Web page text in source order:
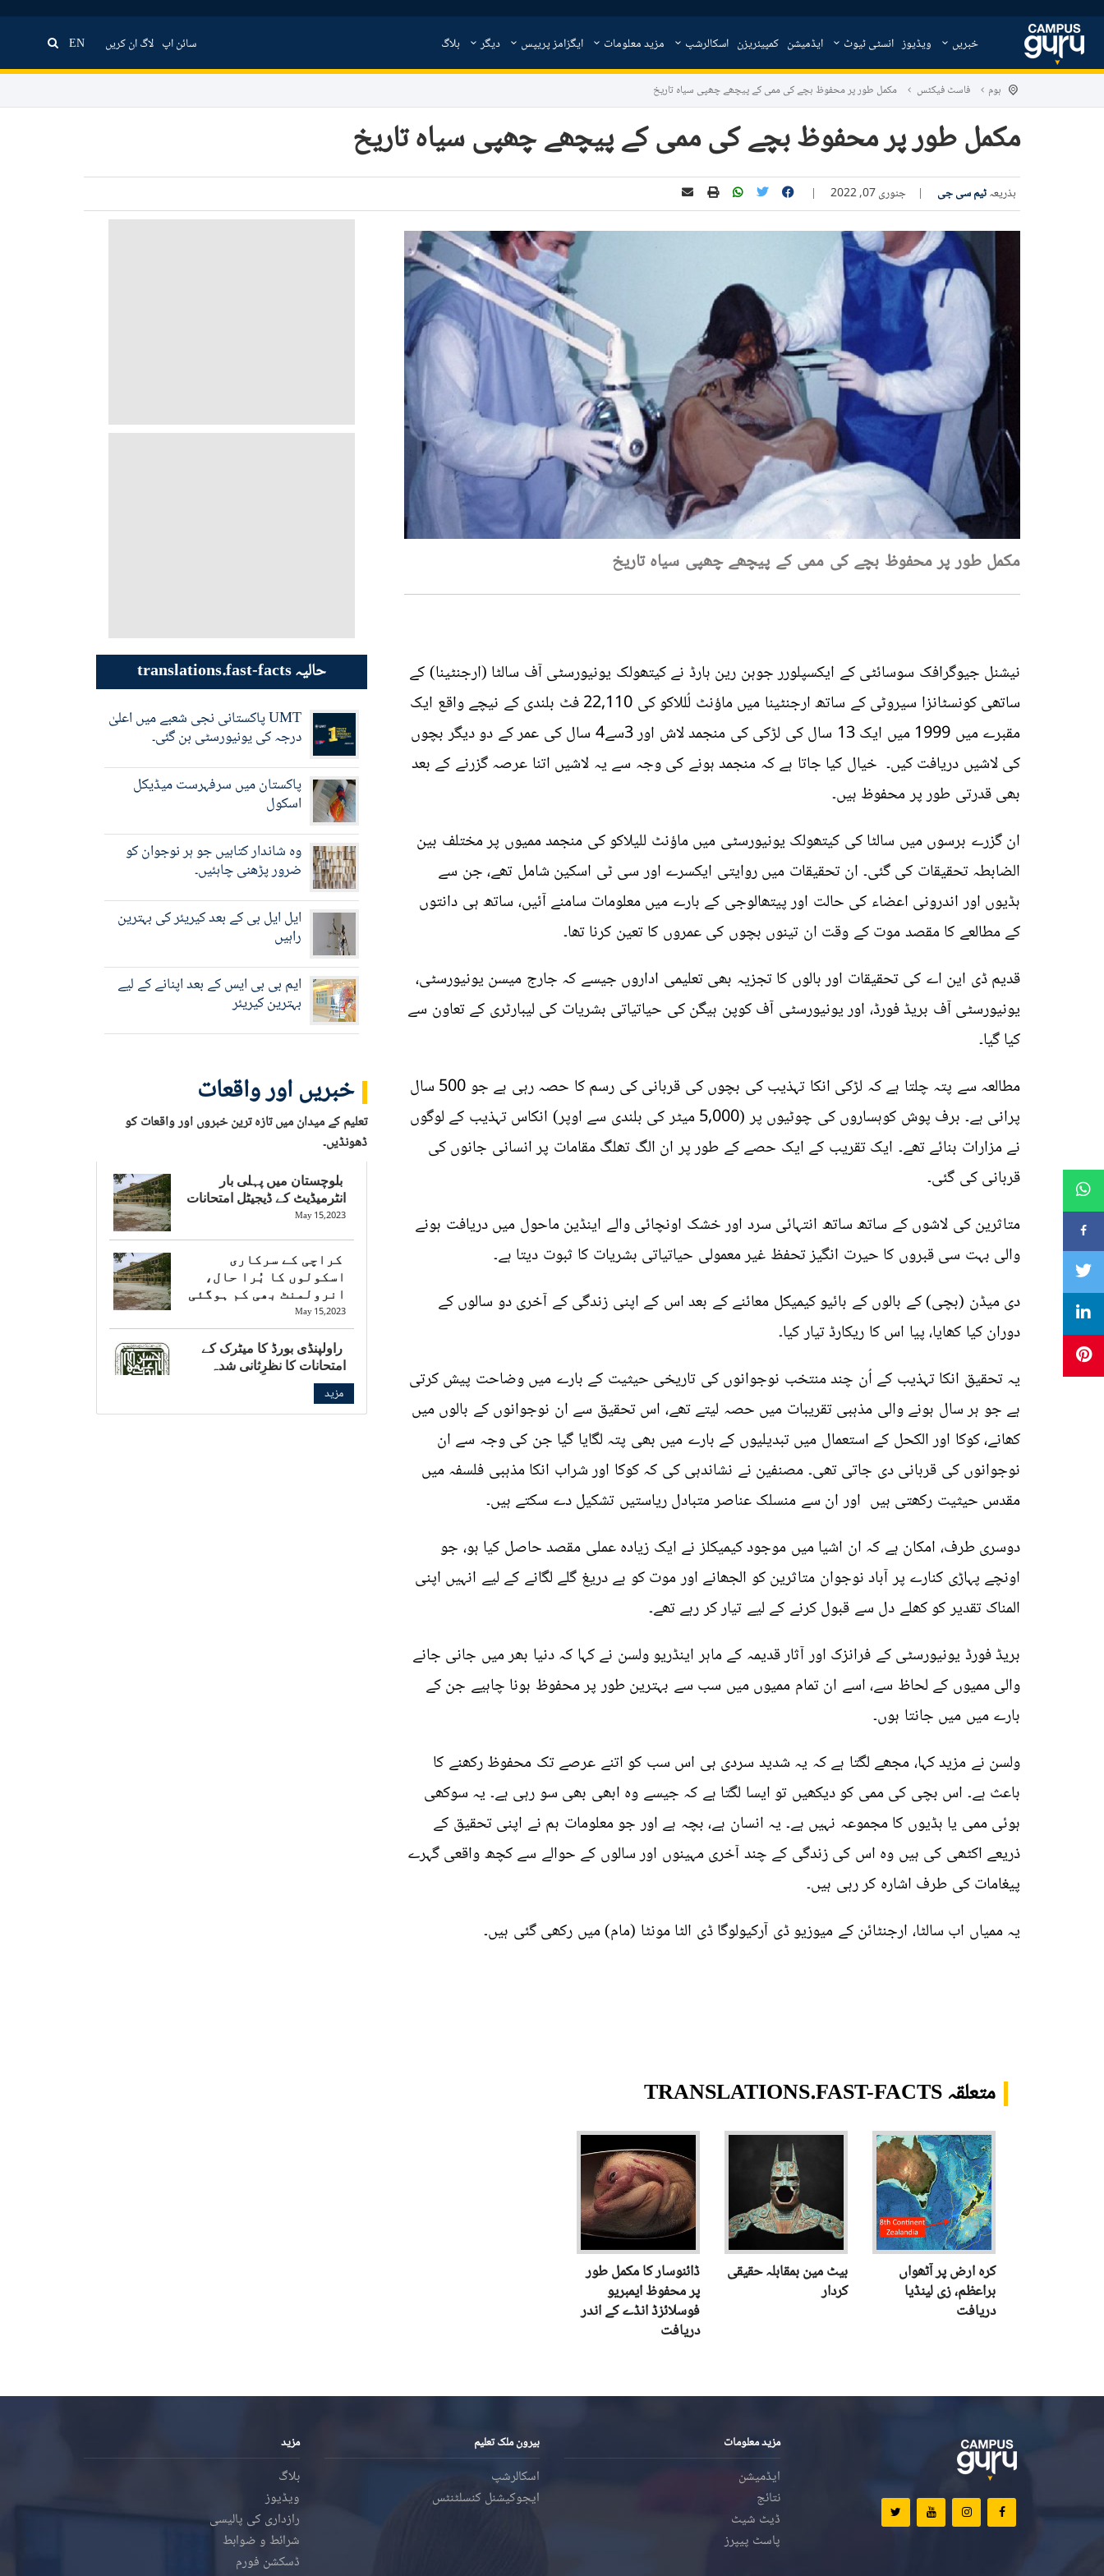
خبریں ویڈیوز انسٹی ٹیوٹ ایڈمیشن کمپیئریزن اسکالرشپ مزید معلومات ایگزامز پریپس دیگر بلاگ سائن اپ لاگ ان کریں EN
ہوم فاسٹ فیکٹس مکمل طور پر محفوظ بچے کی ممی کے پیچھے چھپی سیاہ تاریخ
مکمل طور پر محفوظ بچے کی ممی کے پیچھے چھپی سیاہ تاریخ
بذریعہٹیم سی جی | جنوری 07, 2022 |
مکمل طور پر محفوظ بچے کی ممی کے پیچھے چھپی سیاہ تاریخ
نیشنل جیوگرافک سوسائٹی کے ایکسپلورر جوہن رین ہارڈ نے کیتھولک یونیورسٹی آف سالٹا (ارجنٹینا) کے
ساتھی کونسٹانزا سیروٹی کے ساتھ ارجنٹینا میں ماؤنٹ لُللاکو کی 22,110 فٹ بلندی کے نیچے واقع ایک
مقبرے میں 1999 میں ایک 13 سال کی لڑکی کی منجمد لاش اور 3سے4 سال کی عمر کے دو دیگر بچوں
کی لاشیں دریافت کیں۔ خیال کیا جاتا ہے کہ منجمد ہونے کی وجہ سے یہ لاشیں اتنا عرصہ گزرنے کے بعد
بھی قدرتی طور پر محفوظ ہیں۔
ان گزرے برسوں میں سالٹا کی کیتھولک یونیورسٹی میں ماؤنٹ للیلاکو کی منجمد ممیوں پر مختلف بین
الضابطہ تحقیقات کی گئی۔ ان تحقیقات میں روایتی ایکسرے اور سی ٹی اسکین شامل تھے، جن سے
ہڈیوں اور اندرونی اعضاء کی حالت اور پیتھالوجی کے بارے میں معلومات سامنے آئیں، ساتھ ہی دانتوں
کے مطالعے کا مقصد موت کے وقت ان تینوں بچوں کی عمروں کا تعین کرنا تھا۔
قدیم ڈی این اے کی تحقیقات اور بالوں کا تجزیہ بھی تعلیمی اداروں جیسے کہ جارج میسن یونیورسٹی،
یونیورسٹی آف بریڈ فورڈ، اور یونیورسٹی آف کوپن ہیگن کی حیاتیاتی بشریات کی لیبارٹری کے تعاون سے
کیا گیا۔
مطالعہ سے پتہ چلتا ہے کہ لڑکی انکا تہذیب کی بچوں کی قربانی کی رسم کا حصہ رہی ہے جو 500 سال
پرانی ہے۔ برف پوش کوہساروں کی چوٹیوں پر (5,000 میٹر کی بلندی سے اوپر) انکاس تہذیب کے لوگوں
نے مزارات بنائے تھے۔ ایک تقریب کے ایک حصے کے طور پر ان الگ تھلگ مقامات پر انسانی جانوں کی
قربانی کی گئی۔
متاثرین کی لاشوں کے ساتھ ساتھ انتہائی سرد اور خشک اونچائی والے اینڈین ماحول میں دریافت ہونے
والی بہت سی قبروں کا حیرت انگیز تحفظ غیر معمولی حیاتیاتی بشریات کا ثبوت دیتا ہے۔
دی میڈن (بچی) کے بالوں کے بائیو کیمیکل معائنے کے بعد اس کے اپنی زندگی کے آخری دو سالوں کے
دوران کیا کھایا، پیا اس کا ریکارڈ تیار کیا۔
یہ تحقیق انکا تہذیب کے اُن چند منتخب نوجوانوں کی تاریخی حیثیت کے بارے میں وضاحت پیش کرتی
ہے جو ہر سال ہونے والی مذہبی تقریبات میں حصہ لیتے تھے، اس تحقیق سے ان نوجوانوں کے بالوں میں
کھانے، کوکا اور الکحل کے استعمال میں تبدیلیوں کے بارے میں بھی پتہ لگایا گیا جن کی وجہ سے ان
نوجوانوں کی قربانی دی جاتی تھی۔ مصنفین نے نشاندہی کی کہ کوکا اور شراب انکا مذہبی فلسفہ میں
مقدس حیثیت رکھتی ہیں اور ان سے منسلک عناصر متبادل ریاستیں تشکیل دے سکتے ہیں۔
دوسری طرف، امکان ہے کہ ان اشیا میں موجود کیمیکلز نے ایک زیادہ عملی مقصد حاصل کیا ہو، جو
اونچے پہاڑی کنارے پر آباد نوجوان متاثرین کو الجھانے اور موت کو بے دریغ گلے لگانے کے لیے انہیں اپنی
المناک تقدیر کو کھلے دل سے قبول کرنے کے لیے تیار کر رہے تھے۔
بریڈ فورڈ یونیورسٹی کے فرانزک اور آثار قدیمہ کے ماہر اینڈریو ولسن نے کہا کہ دنیا بھر میں جانی جانے
والی ممیوں کے لحاظ سے، اسے ان تمام ممیوں میں سب سے بہترین طور پر محفوظ ہونا چاہیے جن کے
بارے میں میں جانتا ہوں۔
ولسن نے مزید کہا، مجھے لگتا ہے کہ یہ شدید سردی ہی اس سب کو اتنے عرصے تک محفوظ رکھنے کا
باعث ہے۔ اس بچی کی ممی کو دیکھیں توایسا لگتا ہے کہ جیسے وہ ابھی بھی سو رہی ہے۔یہ سوکھی
ہوئی ممی یا ہڈیوں کا مجموعہ نہیں ہے۔ یہ انسان ہے، بچہ ہے اور جو معلومات ہم نے اپنی تحقیق کے
ذریعے اکٹھی کی ہیں وہ اس کی زندگی کے چند آخری مہینوں اور سالوں کے حوالے سے کچھ واقعی گہرے
پیغامات کی طرف اشارہ کر رہی ہیں۔
یہ ممیاں اب سالٹا، ارجنٹائن کے میوزیو ڈی آرکیولوگا ڈی الٹا مونٹا (مام) میں رکھی گئی ہیں۔
متعلقہ TRANSLATIONS.FAST-FACTS
کرہ ارض پر آٹھواں
براعظم، زی لینڈیا
دریافت
بیٹ مین بمقابلہ حقیقی
کردار
ڈائنوسار کا مکمل طور
پر محفوظ ایمبریو
فوسلائزڈ انڈے کے اندر
دریافت
حالیہ translations.fast-facts
UMT پاکستانی نجی شعبے میں اعلیٰ
درجہ کی یونیورسٹی بن گئی۔
پاکستان میں سرفہرست میڈیکل
اسکول
وہ شاندار کتابیں جو ہر نوجوان کو
ضرور پڑھنی چاہئیں۔
ایل ایل بی کے بعد کیریئر کی بہترین
راہیں
ایم بی بی ایس کے بعد اپنانے کے لیے
بہترین کیریئر
خبریں اور واقعات
تعلیم کے میدان میں تازہ ترین خبروں اور واقعات کو
ڈھونڈیں۔
بلوچستان میں پہلی بار
انٹرمیڈیٹ کے ڈیجیٹل امتحانات
May 15,2023
کراچی کے سرکاری
اسکولوں کا بُرا حال،
انرولمنٹ بھی کم ہوگئی
May 15,2023
راولپنڈی بورڈ کا میٹرک کے
امتحانات کا نظرِثانی شدہ
شیڈول جاری
May 15,2023
مزید
مزید معلومات
ایڈمیشن
نتائج
ڈیٹ شیٹ
پاسٹ پیپرز
بیرون ملک تعلیم
اسکالرشپ
ایجوکیشنل کنسلٹنٹس
مزید
بلاگ
ویڈیوز
رازداری کی پالیسی
شرائط و ضوابط
ڈسکشن فورم